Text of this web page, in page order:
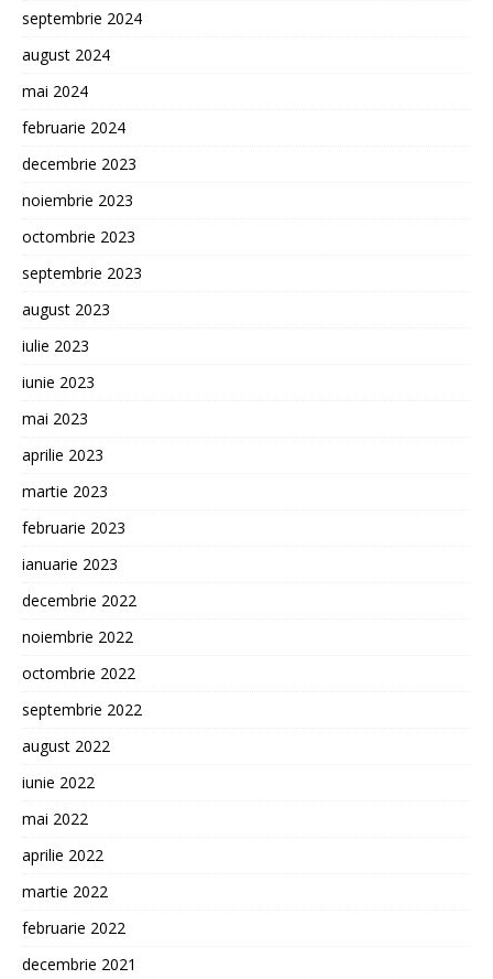
septembrie 2024
august 2024
mai 2024
februarie 2024
decembrie 2023
noiembrie 2023
octombrie 2023
septembrie 2023
august 2023
iulie 2023
iunie 2023
mai 2023
aprilie 2023
martie 2023
februarie 2023
ianuarie 2023
decembrie 2022
noiembrie 2022
octombrie 2022
septembrie 2022
august 2022
iunie 2022
mai 2022
aprilie 2022
martie 2022
februarie 2022
decembrie 2021